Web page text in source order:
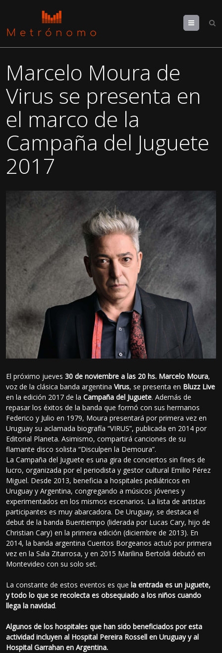
Menu
Marcelo Moura de
Virus se presenta en
el marco de la
Campaña del Juguete
2017
El próximo jueves30 de noviembre a las 20 hs. Marcelo Moura,
voz de la clásica banda argentinaVirus, se presenta en Bluzz Live
en la edición 2017 de laCampaña del Juguete. Además de
repasar los éxitos de la banda que formó con sus hermanos
Federico y Julio en 1979, Moura presentará por primera vez en
Uruguay su aclamada biografía “VIRUS”, publicada en 2014 por
Editorial Planeta. Asimismo, compartirá canciones de su
flamante disco solista “Disculpen la Demoura”.
La Campaña del Juguete es una gira de conciertos sin fines de
lucro, organizada por el periodista y gestor cultural Emilio Pérez
Miguel. Desde 2013, beneficia a hospitales pediátricos en
Uruguay y Argentina, congregando a músicos jóvenes y
experimentados en los mismos escenarios. La lista de artistas
participantes es muy abarcadora. De Uruguay, se destaca el
debut de la banda Buentiempo (liderada por Lucas Cary, hijo de
Christian Cary) en la primera edición (diciembre de 2013). En
2014, la banda argentina Cuentos Borgeanos actuó por primera
vez en la Sala Zitarrosa, y en 2015 Marilina Bertoldi debutó en
Montevideo con su solo set.
La constante de estos eventos es que la entrada es un juguete,
y todo lo que se recolecta es obsequiado a los niños cuando
llega la navidad.
Algunos de los hospitales que han sido beneficiados por esta
actividad incluyen al Hospital Pereira Rossell en Uruguay y al
Hospital Garrahan en Argentina.